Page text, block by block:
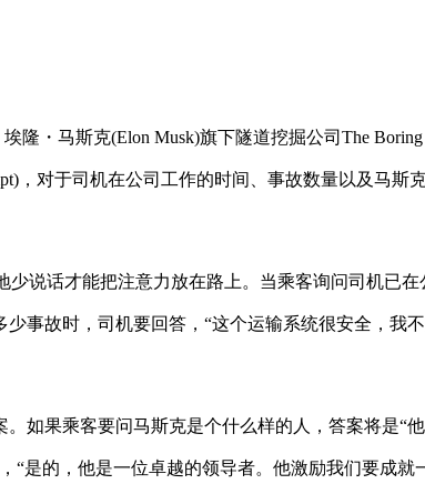
隆・马斯克(Elon Musk)旗下隧道挖掘公司The Boring
，对于司机在公司工作的时间、事故数量以及马斯
说话才能把注意力放在路上。当乘客询问司机已在
事故时，司机要回答，“这个运输系统很安全，我
如果乘客要问马斯克是个什么样的人，答案将是“他
是的，他是一位卓越的领导者。他激励我们要成就